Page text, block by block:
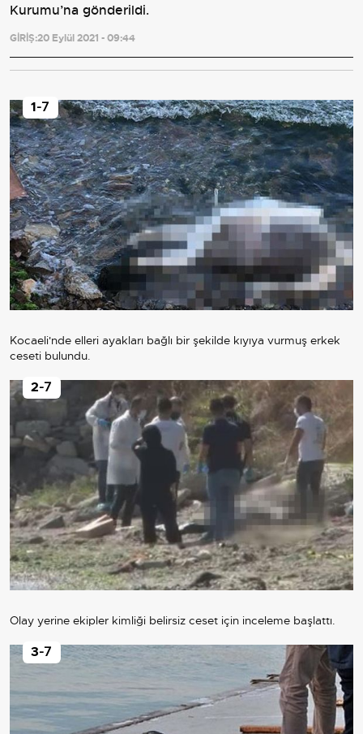
Kurumu’na gönderildi.
GİRİŞ:20 Eylül 2021 - 09:44
Kocaeli'nde elleri ayakları bağlı bir şekilde kıyıya vurmuş erkek
ceseti bulundu.
1-7
Olay yerine ekipler kimliği belirsiz ceset için inceleme başlattı.
2-7
3-7